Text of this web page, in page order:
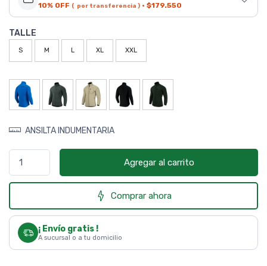
10% OFF ( por transferencia ) · $179.550
TALLE
S M L XL XXL
ANSILTA INDUMENTARIA
Agregar al carrito
Comprar ahora
¡ Envío gratis !
A sucursal o a tu domicilio